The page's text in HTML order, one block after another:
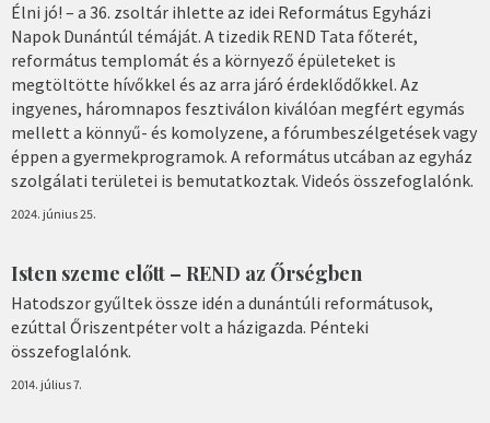
Élni jó! – a 36. zsoltár ihlette az idei Református Egyházi
Napok Dunántúl témáját. A tizedik REND Tata főterét,
református templomát és a környező épületeket is
megtöltötte hívőkkel és az arra járó érdeklődőkkel. Az
ingyenes, háromnapos fesztiválon kiválóan megfért egymás
mellett a könnyű- és komolyzene, a fórumbeszélgetések vagy
éppen a gyermekprogramok. A református utcában az egyház
szolgálati területei is bemutatkoztak. Videós összefoglalónk.
2024. június 25.
Isten szeme előtt – REND az Őrségben
Hatodszor gyűltek össze idén a dunántúli reformátusok,
ezúttal Őriszentpéter volt a házigazda. Pénteki
összefoglalónk.
2014. július 7.